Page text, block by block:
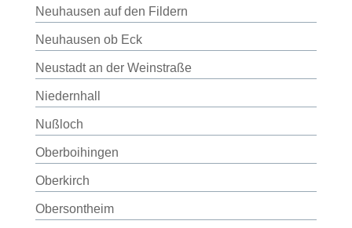
Neuhausen auf den Fildern
Neuhausen ob Eck
Neustadt an der Weinstraße
Niedernhall
Nußloch
Oberboihingen
Oberkirch
Obersontheim